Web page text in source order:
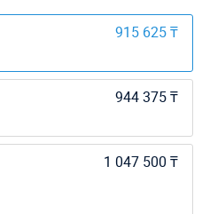
915 625 ₸
944 375 ₸
1 047 500 ₸